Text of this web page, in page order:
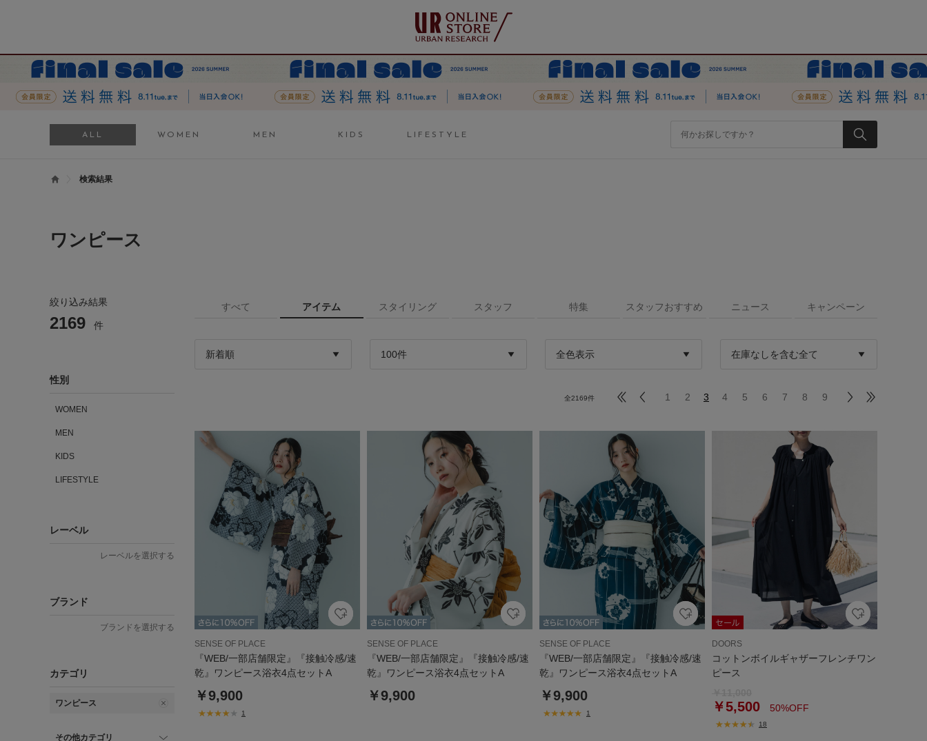
ALL WOMEN MEN KIDS LIFESTYLE
検索結果
ワンピース
絞り込み結果
2169 件
性別
WOMEN
MEN
KIDS
LIFESTYLE
レーベル
レーベルを選択する
ブランド
ブランドを選択する
カテゴリ
ワンピース
その他カテゴリ
すべて アイテム スタイリング スタッフ 特集 スタッフおすすめ ニュース キャンペーン
全2169件 1 2 3 4 5 6 7 8 9
SENSE OF PLACE
『WEB/一部店舗限定』『接触冷感/速
乾』ワンピース浴衣4点セットA
￥9,900
1
SENSE OF PLACE
『WEB/一部店舗限定』『接触冷感/速
乾』ワンピース浴衣4点セットA
￥9,900
SENSE OF PLACE
『WEB/一部店舗限定』『接触冷感/速
乾』ワンピース浴衣4点セットA
￥9,900
1
DOORS
コットンボイルギャザーフレンチワン
ピース
￥5,500 50%OFF
18